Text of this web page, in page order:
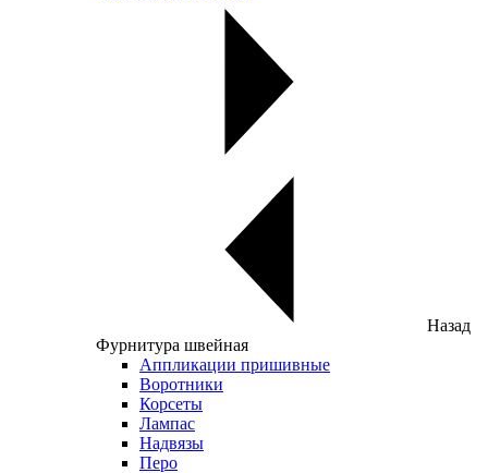
Назад
Фурнитура швейная
Аппликации пришивные
Воротники
Корсеты
Лампас
Надвязы
Перо